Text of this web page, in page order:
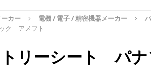
卒 ≫ 今すぐ受けられる優良企業一覧（26社）
卒 ｜ カプコンが体育会学生を求めアスキヤリ限定イ
ーカー 電機 / 電子 / 精密機器メーカー
ク アメフト
トリーシート パ